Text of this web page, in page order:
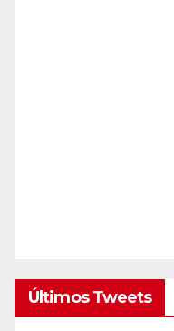
Últimos Tweets